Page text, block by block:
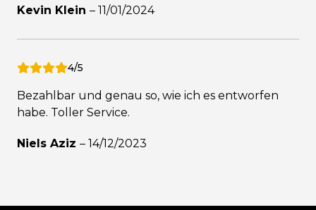
Kevin Klein – 11/01/2024
4/5
Bezahlbar und genau so, wie ich es entworfen
habe. Toller Service.
Niels Aziz – 14/12/2023